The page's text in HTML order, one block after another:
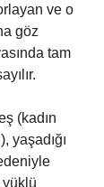
ve o
göz
tam
(kadın
yaşadığı
yüklü